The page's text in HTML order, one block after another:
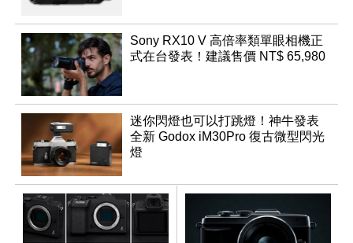
Sony RX10 V 高倍率類單眼相機正
式在台發表！建議售價 NT$ 65,980
迷你閃燈也可以打跳燈！神牛發表
全新 Godox iM30Pro 復古微型閃光
燈